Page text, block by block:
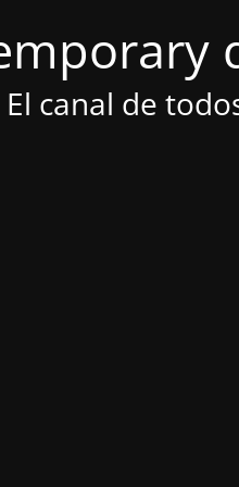
El canal de